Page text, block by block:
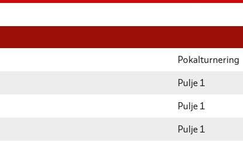
Pokalturnering
Pulje 1
Pulje 1
Pulje 1